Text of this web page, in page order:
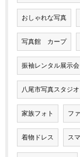
おしゃれな写真
写真館 カープ
振袖レンタル展示会
八尾市写真スタジオ
家族フォト フ
着物ドレス ス